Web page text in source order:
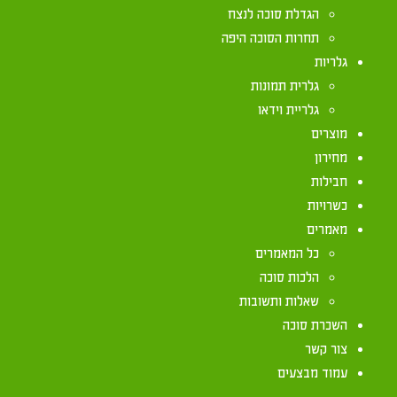
הגדלת סוכה לנצח
תחרות הסוכה היפה
גלריות
גלרית תמונות
גלריית וידאו
מוצרים
מחירון
חבילות
כשרויות
מאמרים
כל המאמרים
הלכות סוכה
שאלות ותשובות
השכרת סוכה
צור קשר
עמוד מבצעים